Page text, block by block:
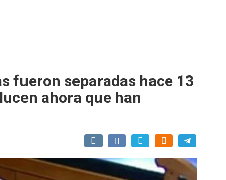
fueron separadas hace 13
ahora que han